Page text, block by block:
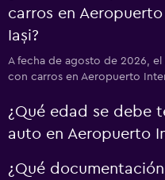
carros en
Iași?
A fecha de agosto de 2026,
con carros en Aeropuerto
¿Qué edad se debe
auto en Aeropuerto
¿Qué